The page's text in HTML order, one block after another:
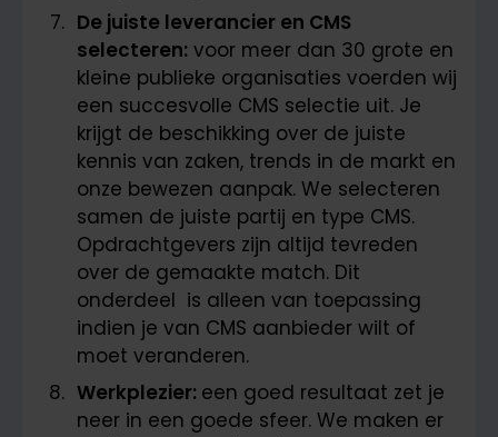
De juiste leverancier en CMS
selecteren: voor meer dan 30 grote en
kleine publieke organisaties voerden wij
een succesvolle CMS selectie uit. Je
krijgt de beschikking over de juiste
kennis van zaken, trends in de markt en
onze bewezen aanpak. We selecteren
samen de juiste partij en type CMS.
Opdrachtgevers zijn altijd tevreden
over de gemaakte match. Dit
onderdeel is alleen van toepassing
indien je van CMS aanbieder wilt of
moet veranderen.
Werkplezier: een goed resultaat zet je
neer in een goede sfeer. We maken er